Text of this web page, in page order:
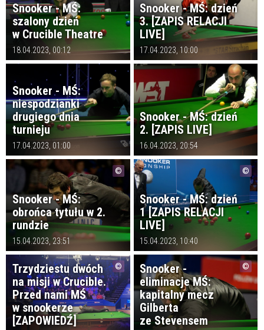
Snooker - MŚ:
szalony dzień
w Crucible Theatre
18.04.2023, 00:12
Snooker - MŚ: dzień
3. [ZAPIS RELACJI
LIVE]
17.04.2023, 10:00
Snooker - MŚ:
niespodzianki
drugiego dnia
turnieju
17.04.2023, 01:00
Snooker - MŚ: dzień
2. [ZAPIS LIVE]
16.04.2023, 20:54
Snooker - MŚ:
obrońca tytułu w 2.
rundzie
15.04.2023, 23:51
Snooker - MŚ: dzień
1 [ZAPIS RELACJI
LIVE]
15.04.2023, 10:40
Trzydziestu dwóch
na misji w Crucible.
Przed nami MŚ
w snookerze
[ZAPOWIEDŹ]
Snooker -
eliminacje MŚ:
kapitalny mecz
Gilberta
ze Stevensem